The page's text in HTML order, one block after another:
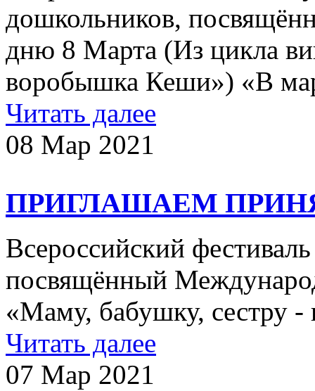
дошкольников,
дню 8 Марта (Из цикла
воробышка Кеши») «В
Читать далее
08 Мар 2021
ПРИГЛАШАЕМ
Всероссийский
посвящённый
«Маму, бабушку, сестру -
Читать далее
07 Мар 2021